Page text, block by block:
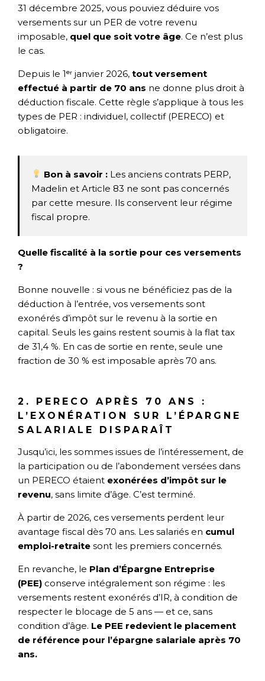
31 décembre 2025, vous pouviez déduire vos
versements sur un PER de votre revenu
imposable, quel que soit votre âge. Ce n’est plus
le cas.
Depuis le 1ᵉʳ janvier 2026, tout versement
effectué à partir de 70 ans ne donne plus droit à
déduction fiscale. Cette règle s’applique à tous les
types de PER : individuel, collectif (PERECO) et
obligatoire.
Bon à savoir : Les anciens contrats PERP,
Madelin et Article 83 ne sont pas concernés
par cette mesure. Ils conservent leur régime
fiscal propre.
Quelle fiscalité à la sortie pour ces versements
?
Bonne nouvelle : si vous ne bénéficiez pas de la
déduction à l’entrée, vos versements sont
exonérés d’impôt sur le revenu à la sortie en
capital. Seuls les gains restent soumis à la flat tax
de 31,4 %. En cas de sortie en rente, seule une
fraction de 30 % est imposable après 70 ans.
2. PERECO APRÈS 70 ANS :
L’EXONÉRATION SUR L’ÉPARGNE
SALARIALE DISPARAÎT
Jusqu’ici, les sommes issues de l’intéressement, de
la participation ou de l’abondement versées dans
un PERECO étaient exonérées d’impôt sur le
revenu, sans limite d’âge. C’est terminé.
À partir de 2026, ces versements perdent leur
avantage fiscal dès 70 ans. Les salariés en cumul
emploi-retraite sont les premiers concernés.
En revanche, le Plan d’Épargne Entreprise
(PEE) conserve intégralement son régime : les
versements restent exonérés d’IR, à condition de
respecter le blocage de 5 ans — et ce, sans
condition d’âge. Le PEE redevient le placement
de référence pour l’épargne salariale après 70
ans.